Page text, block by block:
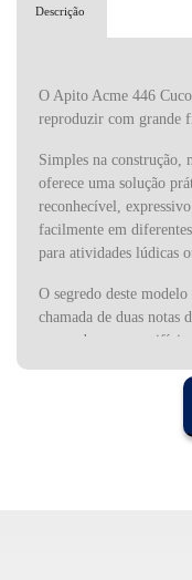
Descrição
O Apito Acme 446
reproduzir com grande
Simples na construção,
oferece uma solução
reconhecível,
facilmente em
para atividades lúdicas
O segredo deste
chamada de duas notas
soprando com o orifício
que torna este canto
permite reproduzir de
reconhecem de